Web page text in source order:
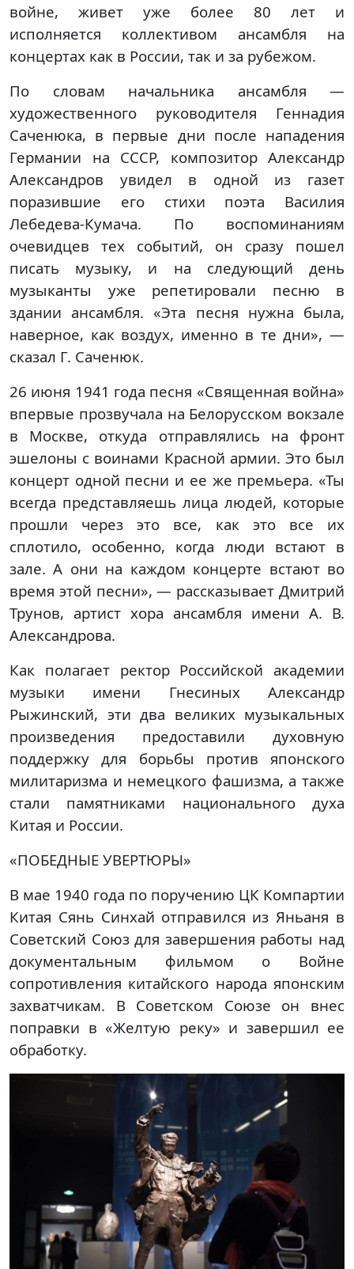
войне, живет уже более 80 лет и
исполняется коллективом ансамбля на
концертах как в России, так и за рубежом.
По словам начальника ансамбля —
художественного руководителя Геннадия
Саченюка, в первые дни после нападения
Германии на СССР, композитор Александр
Александров увидел в одной из газет
поразившие его стихи поэта Василия
Лебедева-Кумача. По воспоминаниям
очевидцев тех событий, он сразу пошел
писать музыку, и на следующий день
музыканты уже репетировали песню в
здании ансамбля. «Эта песня нужна была,
наверное, как воздух, именно в те дни», —
сказал Г. Саченюк.
26 июня 1941 года песня «Священная война»
впервые прозвучала на Белорусском вокзале
в Москве, откуда отправлялись на фронт
эшелоны с воинами Красной армии. Это был
концерт одной песни и ее же премьера. «Ты
всегда представляешь лица людей, которые
прошли через это все, как это все их
сплотило, особенно, когда люди встают в
зале. А они на каждом концерте встают во
время этой песни», — рассказывает Дмитрий
Трунов, артист хора ансамбля имени А. В.
Александрова.
Как полагает ректор Российской академии
музыки имени Гнесиных Александр
Рыжинский, эти два великих музыкальных
произведения предоставили духовную
поддержку для борьбы против японского
милитаризма и немецкого фашизма, а также
стали памятниками национального духа
Китая и России.
«ПОБЕДНЫЕ УВЕРТЮРЫ»
В мае 1940 года по поручению ЦК Компартии
Китая Сянь Синхай отправился из Яньаня в
Советский Союз для завершения работы над
документальным фильмом о Войне
сопротивления китайского народа японским
захватчикам. В Советском Союзе он внес
поправки в «Желтую реку» и завершил ее
обработку.